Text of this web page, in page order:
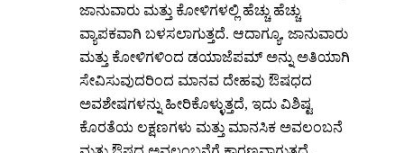
ಜಾನುವಾರು ಮತ್ತು ಕೋಳಿಗಳಲ್ಲಿ ಹೆಚ್ಚು ಹೆಚ್ಚು
ವ್ಯಾಪಕವಾಗಿ ಬಳಸಲಾಗುತ್ತದೆ. ಆದಾಗ್ಯೂ, ಜಾನುವಾರು
ಮತ್ತು ಕೋಳಿಗಳಿಂದ ಡಯಾಜೆಪಮ್ ಅನ್ನು ಅತಿಯಾಗಿ
ಸೇವಿಸುವುದರಿಂದ ಮಾನವ ದೇಹವು ಔಷಧದ
ಅವಶೇಷಗಳನ್ನು ಹೀರಿಕೊಳ್ಳುತ್ತದೆ, ಇದು ವಿಶಿಷ್ಟ
ಕೊರತೆಯ ಲಕ್ಷಣಗಳು ಮತ್ತು ಮಾನಸಿಕ ಅವಲಂಬನೆ